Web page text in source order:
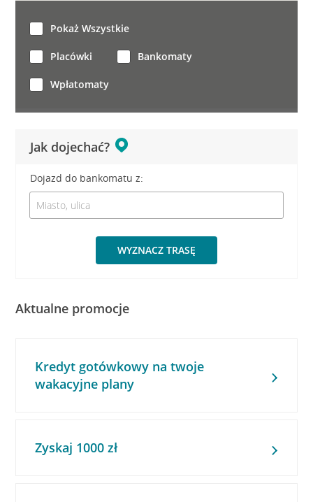
Jak dojechać?
Dojazd do bankomatu z:
WYZNACZ TRASĘ
Pokaż Wszystkie
Placówki Bankomaty
Wpłatomaty
Aktualne promocje
Kredyt gotówkowy na twoje
wakacyjne plany
Zyskaj 1000 zł